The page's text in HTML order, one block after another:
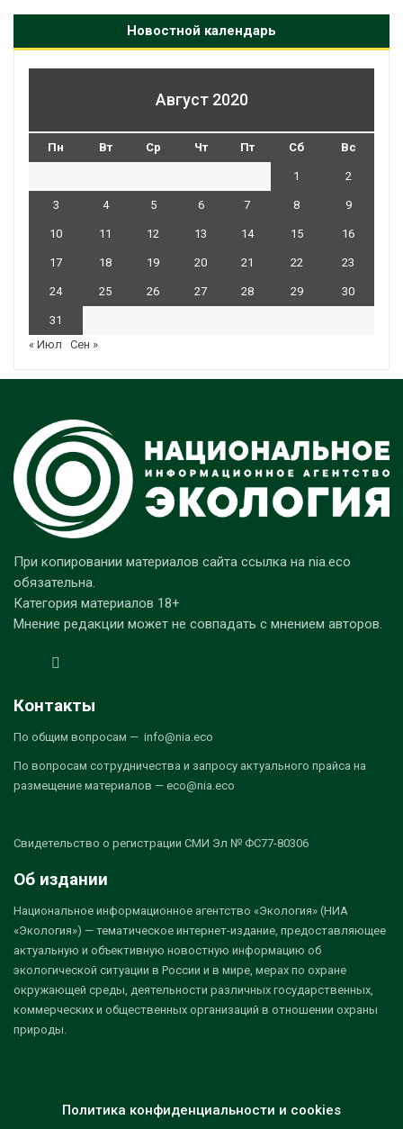
Новостной календарь
Август 2020
Пн Вт Ср Чт Пт Сб Вс
1 2
3 4 5 6 7 8 9
10 11 12 13 14 15 16
17 18 19 20 21 22 23
24 25 26 27 28 29 30
31
« Июл
Сен »
При копировании материалов сайта ссылка на nia.eco
обязательна.
Категория материалов 18+
Мнение редакции может не совпадать с мнением авторов.
Контакты
По общим вопросам — info@nia.eco
По вопросам сотрудничества и запросу актуального прайса на
размещение материалов — eco@nia.eco
Свидетельство о регистрации СМИ Эл № ФС77-80306
Об издании
Национальное информационное агентство «Экология» (НИА
«Экология») — тематическое интернет-издание, предоставляющее
актуальную и объективную новостную информацию об
экологической ситуации в России и в мире, мерах по охране
окружающей среды, деятельности различных государственных,
коммерческих и общественных организаций в отношении охраны
природы.
Политика конфиденциальности и cookies